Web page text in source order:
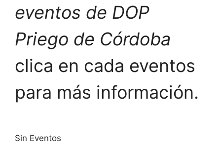
eventos de DOP
Priego de Córdoba
clica en cada eventos
para más información.
Sin Eventos